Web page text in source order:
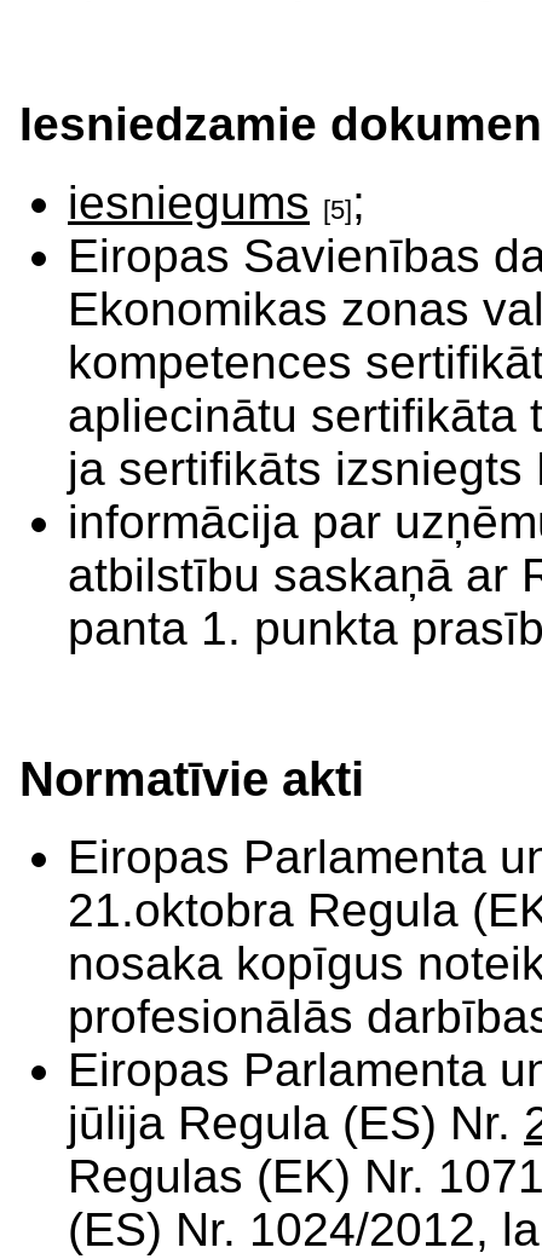
Iesniedzamie
iesniegums
[5] ;
Eiropas Savienības
Ekonomikas zonas
kompetences
apliecinātu sertifikāta
ja sertifikāts
informācija par
atbilstību saskaņā ar
panta 1. punkta
Normatīvie akti
Eiropas Parlamenta
21.oktobra Regula
nosaka kopīgus
profesionālās
Eiropas Parlamenta
jūlija Regula (ES) Nr.
Regulas (EK) Nr.
(ES) Nr. 1024/2012,